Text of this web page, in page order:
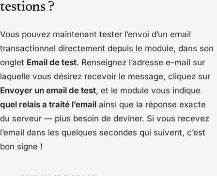
testions ?
Vous pouvez maintenant tester l’envoi d’un email
transactionnel directement depuis le module, dans son
onglet Email de test. Renseignez l’adresse e-mail sur
laquelle vous désirez recevoir le message, cliquez sur
Envoyer un email de test, et le module vous indique
quel relais a traité l’email ainsi que la réponse exacte
du serveur — plus besoin de deviner. Si vous recevez
l’email dans les quelques secondes qui suivent, c’est
bon signe !